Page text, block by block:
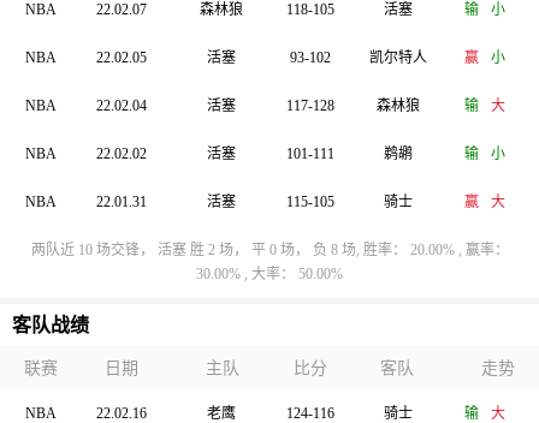
NBA 22.02.07 森林狼 118-105 活塞 输 小
NBA 22.02.05 活塞 93-102 凯尔特人 赢 小
NBA 22.02.04 活塞 117-128 森林狼 输 大
NBA 22.02.02 活塞 101-111 鹈鹕 输 小
NBA 22.01.31 活塞 115-105 骑士 赢 大
两队近 10 场交锋， 活塞 胜 2 场， 平 0 场， 负 8 场, 胜率： 20.00% , 赢率：
30.00% , 大率： 50.00%
客队战绩
联赛 日期 主队 比分 客队 走势
NBA 22.02.16 老鹰 124-116 骑士 输 大